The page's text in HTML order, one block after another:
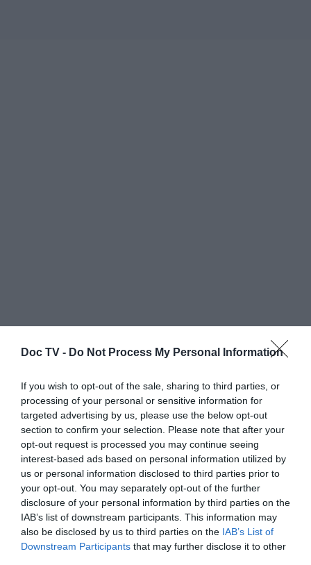
Doc TV - Do Not Process My Personal Information
If you wish to opt-out of the sale, sharing to third parties, or
processing of your personal or sensitive information for
targeted advertising by us, please use the below opt-out
section to confirm your selection. Please note that after your
opt-out request is processed you may continue seeing
interest-based ads based on personal information utilized by
us or personal information disclosed to third parties prior to
your opt-out. You may separately opt-out of the further
disclosure of your personal information by third parties on the
IAB’s list of downstream participants. This information may
also be disclosed by us to third parties on the IAB’s List of
Downstream Participants that may further disclose it to other
ΜΕΣΑ ΣΤΗΝ ΘΑΛΑΣΣΑ ΘΑ ΣΥΝΑΝΤΗΣΕΙΣ
ΑΠΟΙΚΙΕΣ ΑΧΙΝΩΝ ΚΑΙ ΜΙΚΡΩΝ ΨΑΡΙΩΝ ενώ
άμα πάρεις φόρα με τα βατραχοπέδιλα, με
σκοπό να περάσεις κολυμπώντας απέναντι
στην Επίδαυρο (λέμε τώρα) μπορεί να